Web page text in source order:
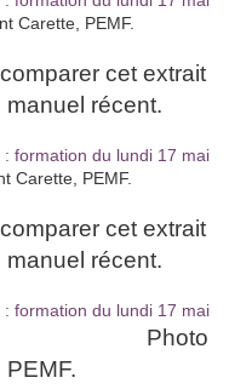
Carette, PEMF.
cet extrait
récent.
Carette, PEMF.
cet extrait
récent.